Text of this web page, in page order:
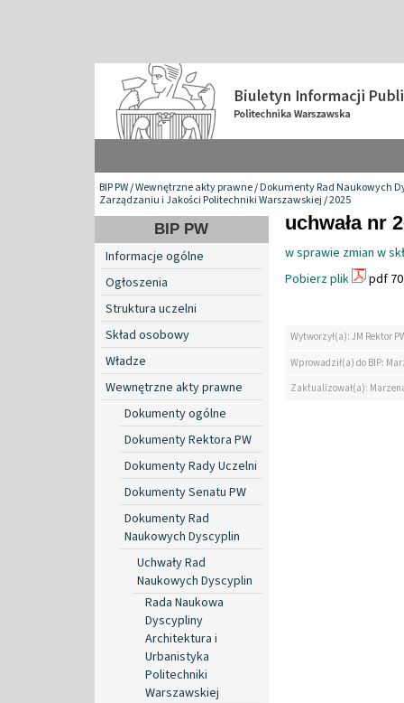
BIP PW/Wewnętrzne akty prawne/Dokumenty Rad Naukowych
Zarządzaniu i Jakości Politechniki Warszawskiej/2025
BIP PW
Informacje ogólne
Ogłoszenia
Struktura uczelni
Skład osobowy
Władze
Wewnętrzne akty prawne
Dokumenty ogólne
Dokumenty Rektora PW
Dokumenty Rady Uczelni
Dokumenty Senatu PW
Dokumenty Rad
Naukowych Dyscyplin
Uchwały Rad
Naukowych Dyscyplin
Rada Naukowa
Dyscypliny
Architektura i
Urbanistyka
Politechniki
Warszawskiej
uchwała nr
w sprawie zmian w
Pobierz plik
pdf
Wytworzył(a): JM Rektor
Wprowadził(a) do BIP:
Zaktualizował(a):